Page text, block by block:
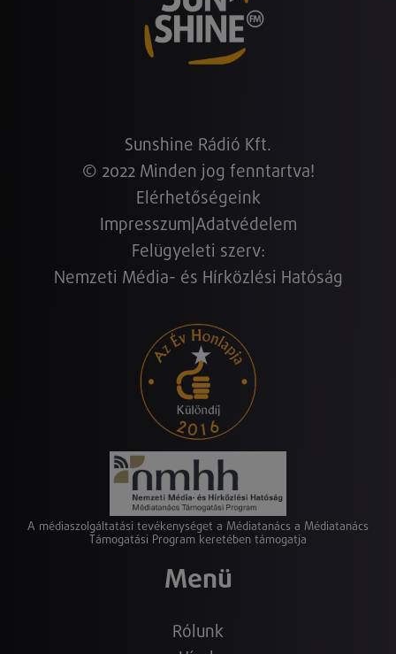
Sunshine Rádió Kft.
© 2022 Minden jog fenntartva!
Elérhetőségeink
Impresszum Adatvédelem
Felügyeleti szerv:
Nemzeti Média- és Hírközlési Hatóság
A médiaszolgáltatási tevékenységet a Médiatanács a Médiatanács
Támogatási Program keretében támogatja
Menü
Rólunk